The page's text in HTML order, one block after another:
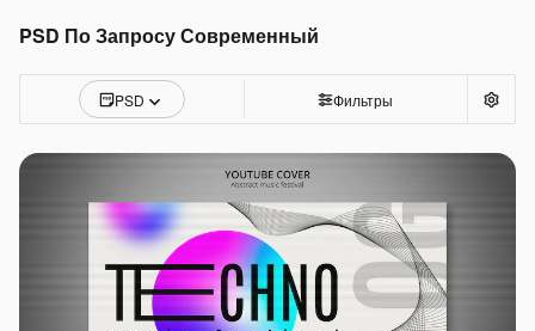
PSD По Запросу Современный
PSD Фильтры